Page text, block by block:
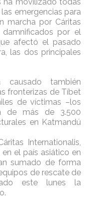
emergencias para
marcha por Cáritas
por el
afectó el pasado
las dos principales
también
fronterizas de Tíbet
de víctimas –los
de más de 3.500
en Katmandú
Internationalis,
el país asiático en
sumado de forma
de rescate de
este lunes la